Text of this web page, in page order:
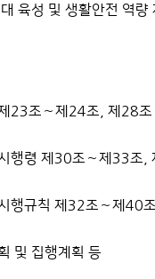
육성 및 생활안전 역량
23조∼제24조, 제28
행령 제30조∼제33조
행규칙 제32조∼제40
및 집행계획 등